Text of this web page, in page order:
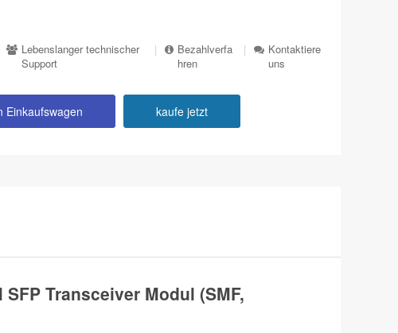
Lebenslanger technischer
Support
|
Bezahlverfa
hren
|
Kontaktiere
uns
Einkaufswagen kaufe jetzt
Transceiver Modul (SMF,